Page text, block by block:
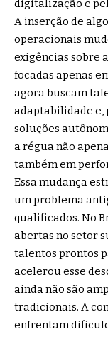
digitalização e
A inserção de
operacionais
exigências sobre
focadas apenas
agora buscam
adaptabilidade e,
soluções
a régua não
também em
Essa mudança
um problema
qualificados. No
abertas no setor
talentos prontos
acelerou esse
ainda não são
tradicionais. A
enfrentam